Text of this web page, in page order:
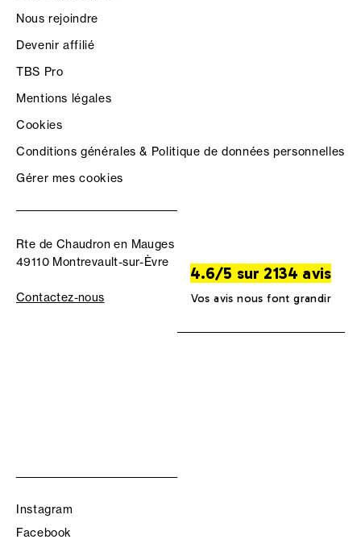
Nous rejoindre
Devenir affilié
TBS Pro
Mentions légales
Cookies
Conditions générales & Politique de données personnelles
Gérer mes cookies
Rte de Chaudron en Mauges
49110 Montrevault-sur-Èvre
Contactez-nous
4.6/5 sur 2134 avis
Vos avis nous font grandir
Instagram
Facebook